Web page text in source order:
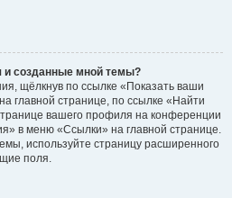
и созданные мной темы?
щёлкнув по ссылке «Показать ваши
главной странице, по ссылке «Найти
вашего профиля на конференции
в меню «Ссылки» на главной странице.
используйте страницу расширенного
поля.